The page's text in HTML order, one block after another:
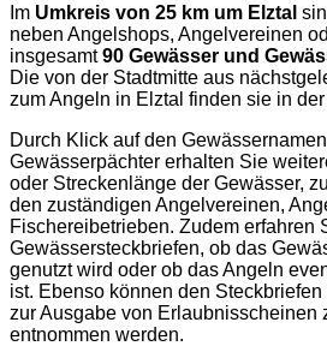
Im Umkreis von 25 km um Elztal
neben Angelshops, Angelvereinen
insgesamt90 Gewässer und
Die von der Stadtmitte aus
zum Angeln in Elztal finden sie in
Durch Klick auf den
Gewässerpächter erhalten Sie
oder Streckenlänge der Gewässer,
den zuständigen Angelvereinen,
Fischereibetrieben. Zudem erfahren
Gewässersteckbriefen, ob das
genutzt wird oder ob das Angeln
ist. Ebenso können den
zur Ausgabe von Erlaubnisscheinen
entnommen werden.